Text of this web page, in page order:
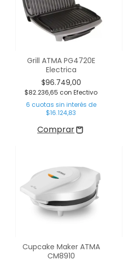
Grill ATMA PG4720E
Electrica
$96.749,00
$82.236,65 con Efectivo
6 cuotas sin interés de
$16.124,83
Cupcake Maker ATMA
CM8910